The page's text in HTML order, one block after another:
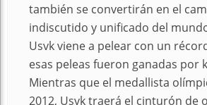
también se convertirán en el
indiscutido y unificado del
Usvk viene a pelear con un
esas peleas fueron ganadas por
Mientras que el medallista
2012, Usvk traerá el cinturón de